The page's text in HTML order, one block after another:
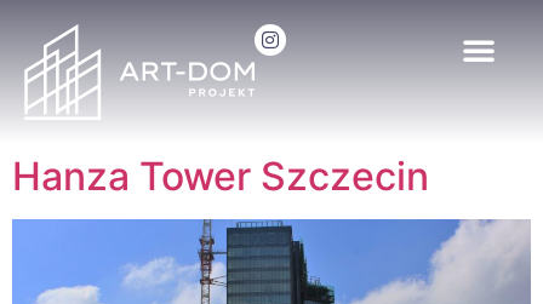
Hanza Tower Szczecin